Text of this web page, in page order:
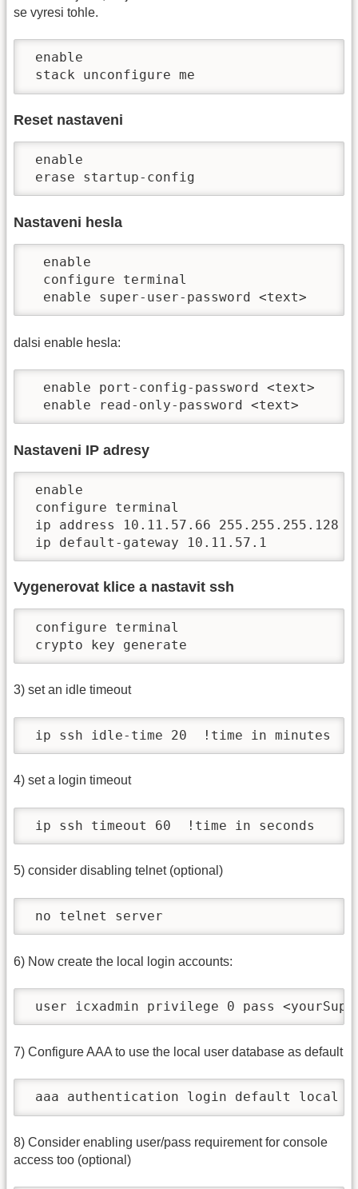
se vyresi tohle.
enable
stack unconfigure me
Reset nastaveni
enable
erase startup-config
Nastaveni hesla
  enable
  configure terminal
  enable super-user-password <text>
dalsi enable hesla:
  enable port-config-password <text>
  enable read-only-password <text>
Nastaveni IP adresy
enable
configure terminal
ip address 10.11.57.66 255.255.255.128
ip default-gateway 10.11.57.1
Vygenerovat klice a nastavit ssh
configure terminal
crypto key generate
3) set an idle timeout
ip ssh idle-time 20  !time in minutes
4) set a login timeout
ip ssh timeout 60  !time in seconds
5) consider disabling telnet (optional)
no telnet server
6) Now create the local login accounts:
user icxadmin privilege 0 pass
7) Configure AAA to use the local user database as default
aaa authentication login default local
8) Consider enabling user/pass requirement for console
access too (optional)